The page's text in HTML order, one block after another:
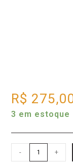
R$
3 em estoque
- +